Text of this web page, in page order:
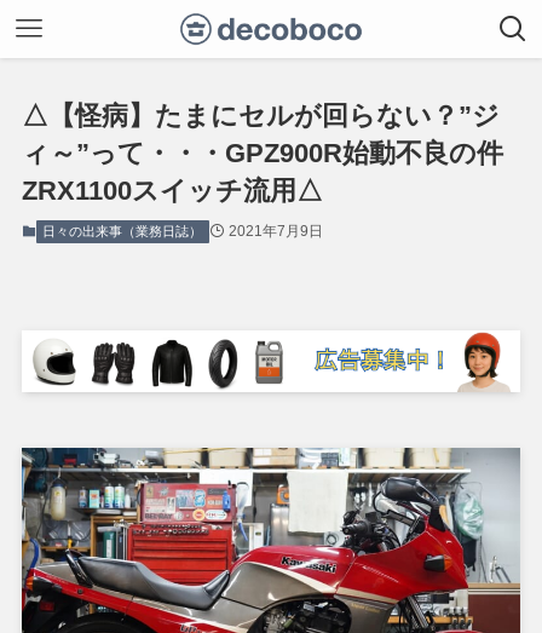
△【怪病】たまにセルが回らない？”ジ
ィ～”って・・・GPZ900R始動不良の件
ZRX1100スイッチ流用△
日々の出来事（業務日誌） 2021年7月9日